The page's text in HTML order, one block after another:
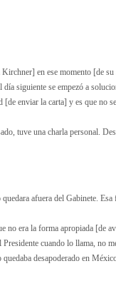
Kirchner] en ese momento [de
siguiente se empezó a
enviar la carta] y es que no
tuve una charla personal.
afuera del Gabinete.
no era la forma apropiada [de
cuando lo llama, no
desapoderado en